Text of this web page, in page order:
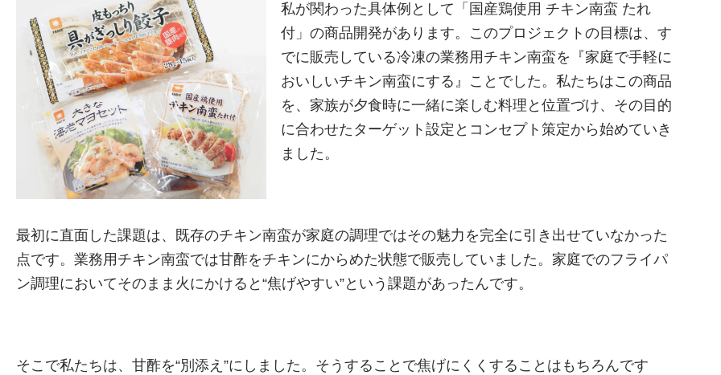
私が関わった具体例として「国産鶏使用 チキン南蛮 たれ
付」の商品開発があります。このプロジェクトの目標は、す
でに販売している冷凍の業務用チキン南蛮を『家庭で手軽に
おいしいチキン南蛮にする』ことでした。私たちはこの商品
を、家族が夕食時に一緒に楽しむ料理と位置づけ、その目的
に合わせたターゲット設定とコンセプト策定から始めていき
ました。
最初に直面した課題は、既存のチキン南蛮が家庭の調理ではその魅力を完全に引き出せていなかった
点です。業務用チキン南蛮では甘酢をチキンにからめた状態で販売していました。家庭でのフライパ
ン調理においてそのまま火にかけると“焦げやすい”という課題があったんです。
そこで私たちは、甘酢を“別添え”にしました。そうすることで焦げにくくすることはもちろんです